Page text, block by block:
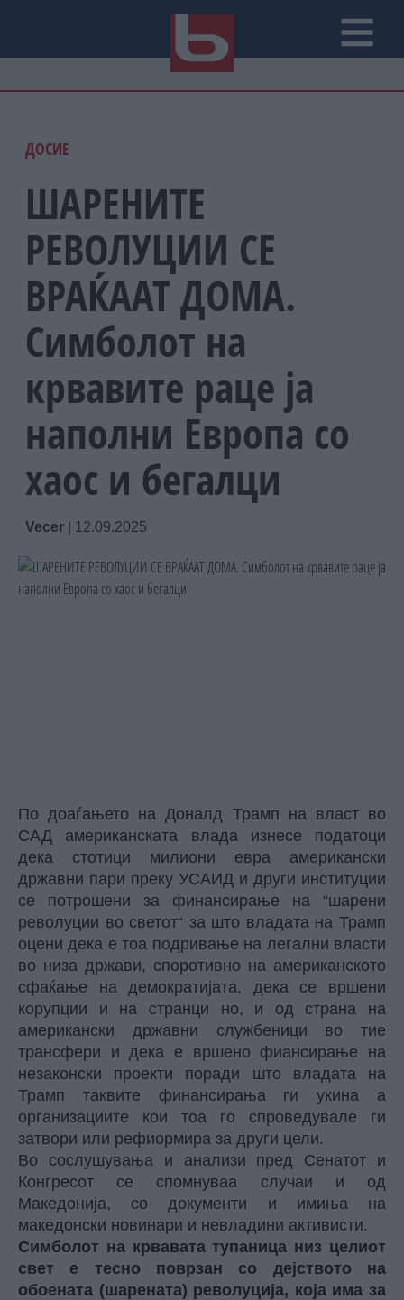
ДОСИЕ
ШАРЕНИТЕ
РЕВОЛУЦИИ СЕ
ВРАЌААТ ДОМА.
Симболот на
крвавите раце ја
наполни Европа со
хаос и бегалци
Vecer 12.09.2025
По доаѓањето на Доналд Трамп на власт во
САД американската влада изнесе податоци
дека стотици милиони евра американски
државни пари преку УСАИД и други институции
се потрошени за финансирање на “шарени
револуции во светот“ за што владата на Трамп
оцени дека е тоа подривање на легални власти
во низа држави, споротивно на американското
сфаќање на демократијата, дека се вршени
корупции и на странци но, и од страна на
американски државни службеници во тие
трансфери и дека е вршено фиансирање на
незаконски проекти поради што владата на
Трамп таквите финансирања ги укина а
организациите кои тоа го спроведувале ги
затвори или рефиормира за други цели.
Во сослушувања и анализи пред Сенатот и
Конгресот се спомнуваа случаи и од
Македонија, со документи и имиња на
македонски новинари и невладини активисти.
Симболот на крвавата тупаница низ целиот
свет е тесно поврзан со дејството на
обоената (шарената) револуција, која има за